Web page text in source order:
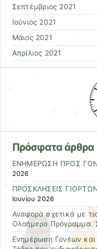
Σεπτέμβριος 2021
Ιούνιος 2021
Μάιος 2021
Απρίλιος 2021
Πρόσφατα άρθρα
ΕΝΗΜΕΡΩΣΗ ΠΡΟΣ
2026
ΠΡΟΣΚΛΗΣΕΙΣ
Ιουνίου 2026
Αναφορά σχετικά με
Ολοήμερο Πρόγραμμα.
Ενημέρωση Γονέων